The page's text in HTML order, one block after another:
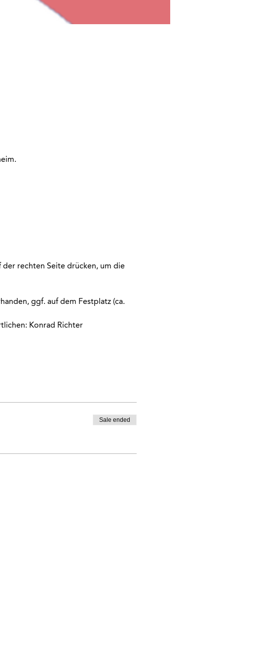
der rechten Seite drücken, um die
ggf. auf dem Festplatz (ca.
Konrad Richter
Sale ended